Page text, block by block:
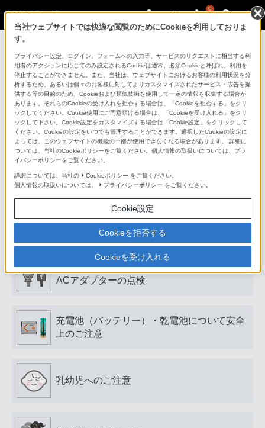
0
製品を安全に、安心してご使用いただ
くために
日常の清掃・点検が大切です。安全のため取扱説明書を
よく読みましょう。
製品に関する重要なお知らせ
安全で上手な使いかた
愛情点検のおすすめ
電源プラグ・コード、USB端子・ケーブル、
ACアダプターの点検
充電池（バッテリー）・乾電池について安全
上のご注意
乳幼児へのご注意
当社ウェブサイトでは快適な閲覧のためにCookieを利用しておりま
す。
プライバシー設定、ログイン、フォームへの入力等、サービスのリクエストに相当する利
用者のアクションに応じてのみ設定されるCookieは通常、必須Cookieと呼ばれ、利用を
停止することができません。また、当社は、ウェブサイトにおけるお客様の利用状況を分
析するため、あるいは個々のお客様に対してよりカスタマイズされたサービス・広告を提
供する等の目的のため、Cookieおよび類似技術を使用して一定の情報を収集する場合が
あります。それらのCookieの受け入れを拒否する場合は、「Cookieを拒否する」をクリ
ックしてください。Cookie使用にご同意頂ける場合は、「Cookieを受け入れる」をクリ
ックして下さい。Cookie設定をカスタマイズする場合は「Cookie設定」をクリックして
ください。Cookieの設定をいつでも管理することができます。選択したCookieの設定に
よっては、このウェブサイトの機能の一部が使用できなくなる場合があります。 詳細に
ついては、当社のCookieポリシーをご覧ください。個人情報の取扱いについては、プラ
イバシーポリシーをご覧ください。
詳細については、当社の Cookieポリシー をご覧ください。
個人情報の取扱いについては、
プライバシーポリシー をご覧ください。
Cookie設定
Cookieを拒否する
Cookieを受け入れる